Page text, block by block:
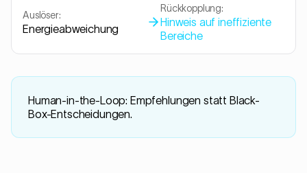
Auslöser:
Energieabweichung
Rückkopplung:
Hinweis auf ineffiziente
Bereiche
Human-in-the-Loop: Empfehlungen statt Black-
Box-Entscheidungen.